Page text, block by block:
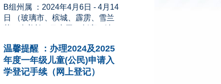
莪、森美兰、马六甲、彭亨、沙
巴、砂拉越、吉隆坡、纳闽和布
新闻来源：星洲网 (08.11.2023)
温馨提醒 ：办理2024及2025
年度一年级儿童(公民)申请入
学登记手续（网上登记）